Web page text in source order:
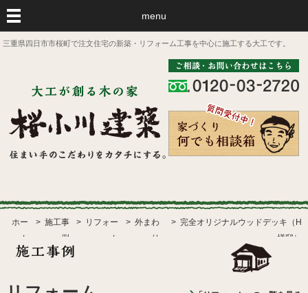
menu
三重県四日市市桜町で注文住宅の新築・リフォーム工事を中心に施工する大工です。
ホー
ム
施工事
例
リフォー
ム
外まわ
り
完全オリジナルウッドデッキ（H
様邸）